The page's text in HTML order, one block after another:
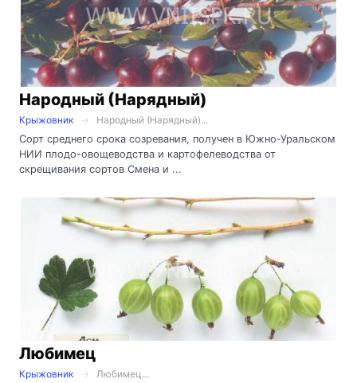
Народный (Нарядный)
Крыжовник
Народный (Нарядный)...
Сорт среднего срока созревания, получен в Южно-Уральском
НИИ плодо-овощеводства и картофелеводства от
скрещивания сортов Смена и ...
Любимец
Крыжовник
Любимец...